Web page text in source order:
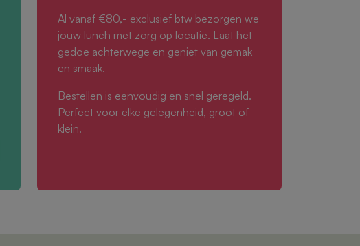
Al vanaf €80,- exclusief btw bezorgen we
jouw lunch met zorg op locatie. Laat het
gedoe achterwege en geniet van gemak
en smaak.
Bestellen is eenvoudig en snel geregeld.
Perfect voor elke gelegenheid, groot of
klein.